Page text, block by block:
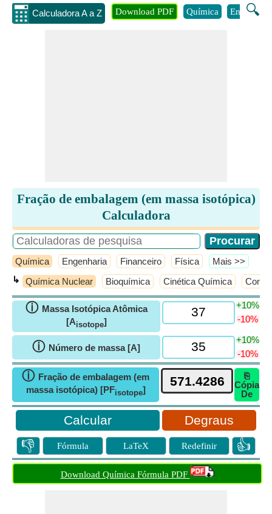
Calculadora A a Z 🔍
Download PDF Química
Fração de embalagem (em massa isotópica)
Calculadora
Química Engenharia Financeiro Física ​Mais >>
↳ Química Nuclear Bioquímica Cinética Química
ⓘ Massa Isotópica Atômica
[Aisotope]
+10%
-10%
ⓘ Número de massa [A]
+10%
-10%
ⓘ Fração de embalagem (em
massa isotópica) [PFisotope]
⎘
Cópia
De
Degraus
👎 Fórmula LaTeX Redefinir 👍
Download Química Fórmula PDF